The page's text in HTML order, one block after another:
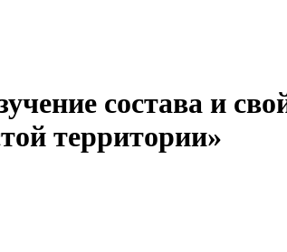
состава и
территории»